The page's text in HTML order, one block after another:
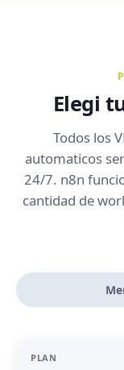
Elegi
Todos los
automaticos
24/7. n8n
cantidad de
PLAN